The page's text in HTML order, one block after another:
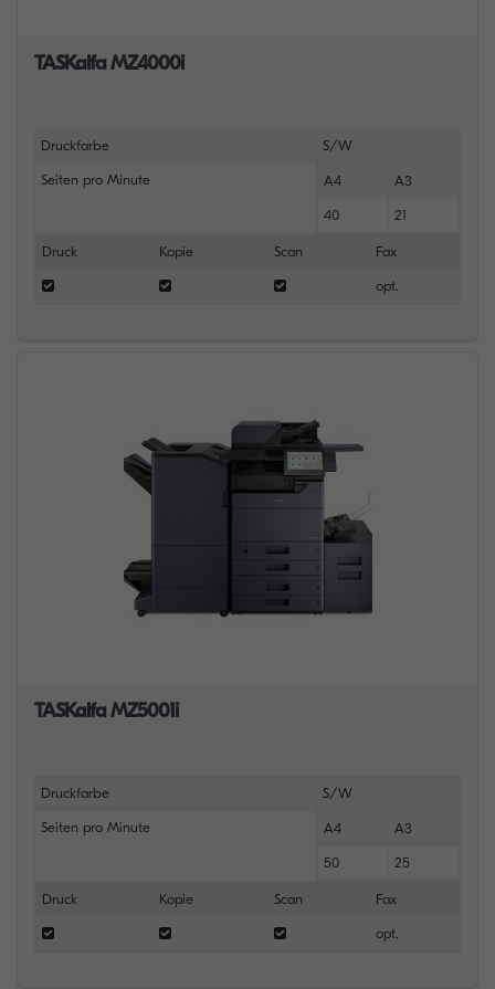
TASKalfa MZ4000i
Druckfarbe S/W
Seiten pro Minute A4 A3
40 21
Druck Kopie Scan Fax
opt.
TASKalfa MZ5001i
Druckfarbe S/W
Seiten pro Minute A4 A3
50 25
Druck Kopie Scan Fax
opt.